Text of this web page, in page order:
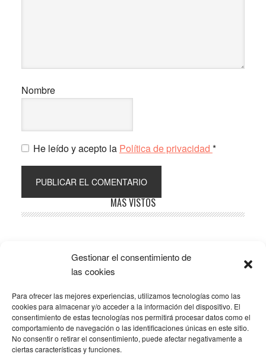
Gestionar el consentimiento de
las cookies
Para ofrecer las mejores experiencias, utilizamos tecnologías como las
cookies para almacenar y/o acceder a la información del dispositivo. El
consentimiento de estas tecnologías nos permitirá procesar datos como el
comportamiento de navegación o las identificaciones únicas en este sitio.
No consentir o retirar el consentimiento, puede afectar negativamente a
ciertas características y funciones.
Nombre
He leído y acepto la Política de privacidad *
lateral
MÁS VISTOS
Popular Recent Comments
SOBRE LA AFILIACIÓN
Los costes de este blog se sufragan en parte mediante
enlaces de afiliación, que hacen que se gane una